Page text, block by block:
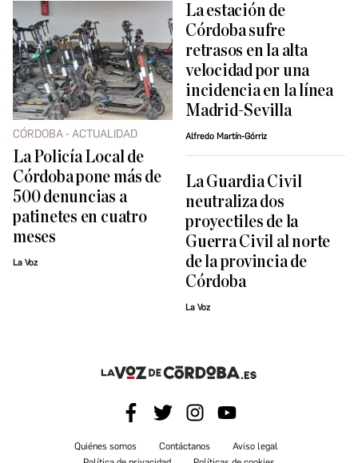
CÓRDOBA - ACTUALIDAD
La Policía Local de
Córdoba pone más de
500 denuncias a
patinetes en cuatro
meses
La Voz
La estación de
Córdoba sufre
retrasos en la alta
velocidad por una
incidencia en la línea
Madrid-Sevilla
Alfredo Martín-Górriz
La Guardia Civil
neutraliza dos
proyectiles de la
Guerra Civil al norte
de la provincia de
Córdoba
La Voz
Quiénes somos Contáctanos
Aviso legal